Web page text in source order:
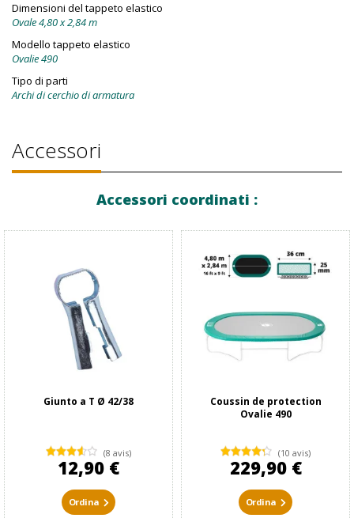
Dimensioni del tappeto elastico
Ovale 4,80 x 2,84 m
Modello tappeto elastico
Ovalie 490
Tipo di parti
Archi di cerchio di armatura
Accessori
Accessori coordinati :
Giunto a T Ø 42/38
(8 avis)
12,90 €
Ordina
Coussin de protection
Ovalie 490
(10 avis)
229,90 €
Ordina